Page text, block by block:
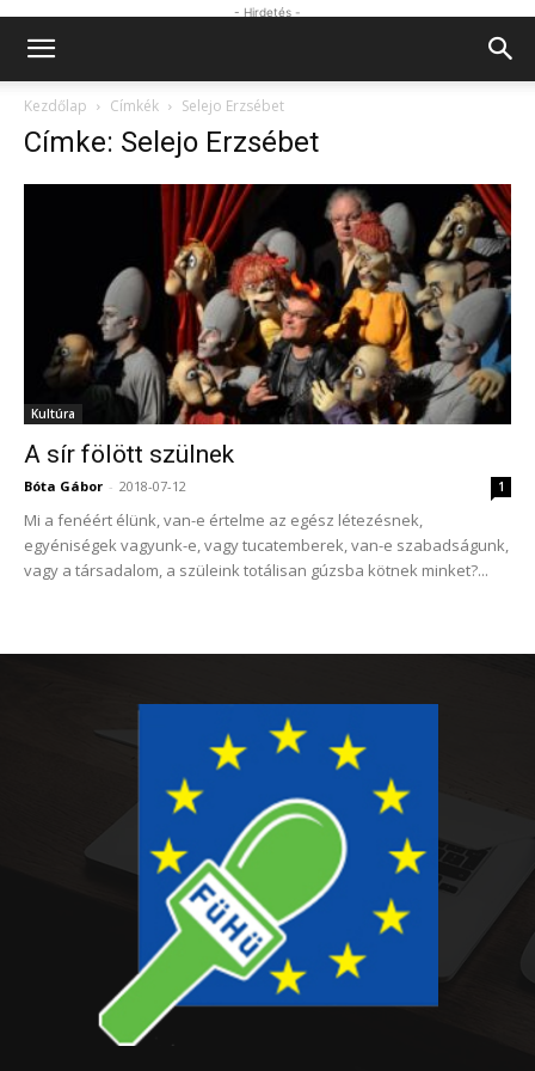
- Hirdetés -
Kezdőlap Címkék Selejo Erzsébet
Címke: Selejo Erzsébet
Kultúra
A sír fölött szülnek
Bóta Gábor - 2018-07-12 1
Mi a fenéért élünk, van-e értelme az egész létezésnek,
egyéniségek vagyunk-e, vagy tucatemberek, van-e szabadságunk,
vagy a társadalom, a szüleink totálisan gúzsba kötnek minket?...